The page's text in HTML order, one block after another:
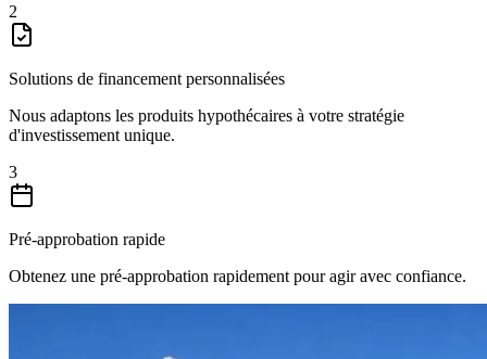
2
Solutions de financement personnalisées
Nous adaptons les produits hypothécaires à votre stratégie
d'investissement unique.
3
Pré-approbation rapide
Obtenez une pré-approbation rapidement pour agir avec confiance.